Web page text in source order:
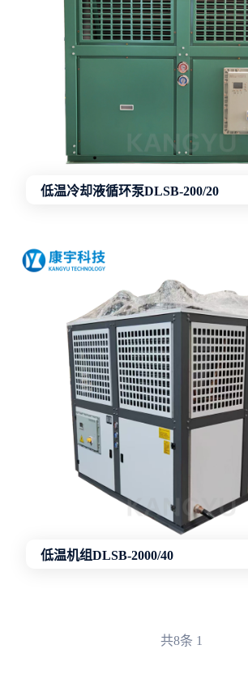
低温冷却液循环泵DLSB-200/20
低温机组DLSB-2000/40
共8条 1